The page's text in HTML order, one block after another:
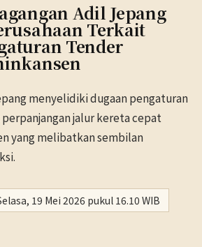
Adil Jepang
Terkait
Tender
menyelidiki dugaan pengaturan
jalur kereta cepat
yang melibatkan sembilan
19 Mei 2026 pukul 16.10 WIB